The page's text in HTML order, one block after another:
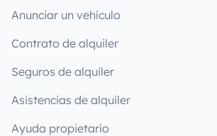
Anunciar un vehículo
Contrato de alquiler
Seguros de alquiler
Asistencias de alquiler
Ayuda propietario